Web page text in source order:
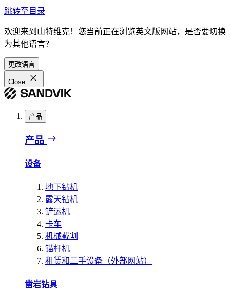
跳转至目录
欢迎来到山特维克！您当前正在浏览英文版网站，是否要切换
为其他语言？
更改语言
Close
产品
产品
设备
地下钻机
露天钻机
铲运机
卡车
机械截割
锚杆机
租赁和二手设备（外部网站）
凿岩钻具